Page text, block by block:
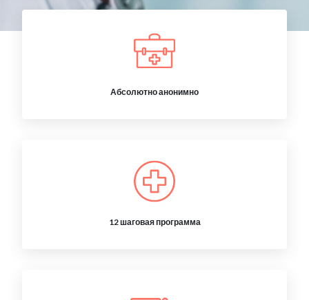
Абсолютно анонимно
12 шаговая программа